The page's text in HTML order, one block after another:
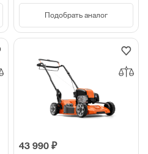
Подобрать аналог
43 990 ₽